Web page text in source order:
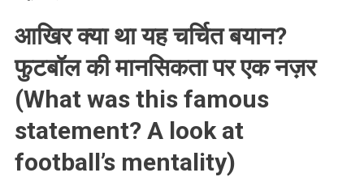
आखिर क्या था यह चर्चित बयान?
फुटबॉल की मानसिकता पर एक नज़र
(What was this famous
statement? A look at
football’s mentality)